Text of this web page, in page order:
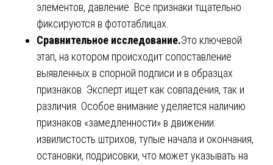
элементов, давление. Все признаки тщательно
фиксируются в фототаблицах.
Сравнительное исследование.Это ключевой
этап, на котором происходит сопоставление
выявленных в спорной подписи и в образцах
признаков. Эксперт ищет как совпадения, так и
различия. Особое внимание уделяется наличию
признаков «замедленности» в движении:
извилистость штрихов, тупые начала и окончания,
остановки, подрисовки, что может указывать на